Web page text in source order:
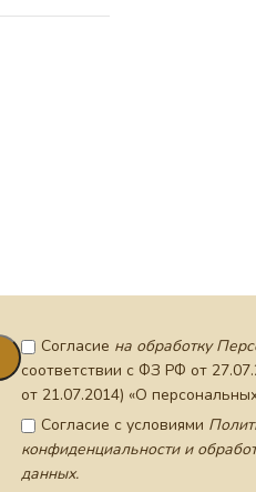
Согласие на обработку
соответствии с ФЗ РФ от
от 21.07.2014) «О
Согласие с условиями
конфиденциальности и
данных.